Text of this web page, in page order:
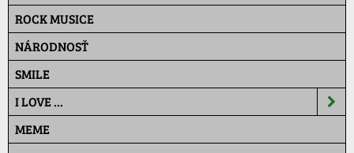
ROCK MUSICE
NÁRODNOSŤ
SMILE
I LOVE ...
MEME